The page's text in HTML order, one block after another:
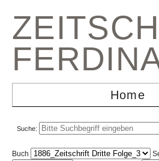
Home
Suche:
Buch